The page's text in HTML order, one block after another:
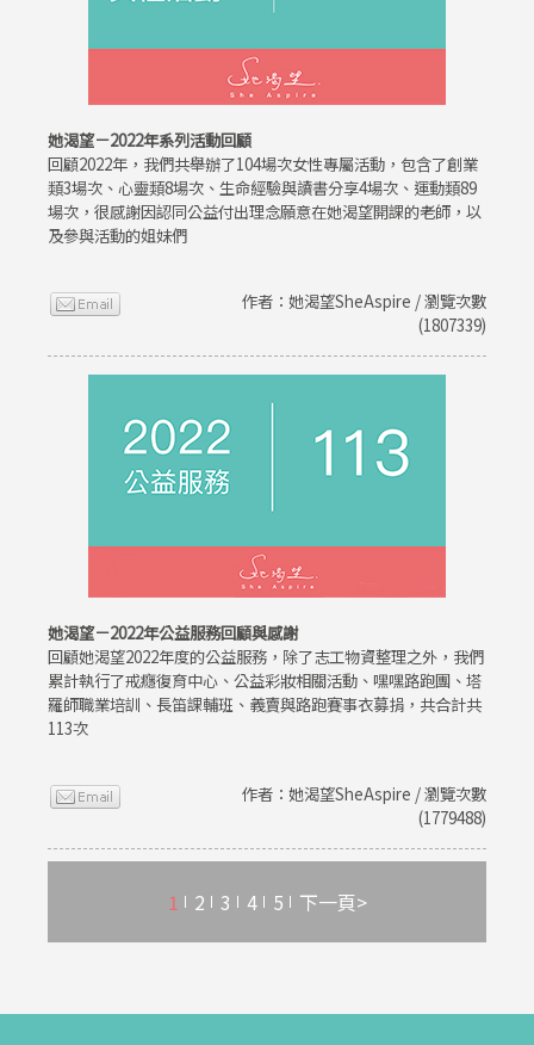
她渴望－2022年系列活動回顧
回顧2022年，我們共舉辦了104場次女性專屬活動，包含了創業
類3場次、心靈類8場次、生命經驗與讀書分享4場次、運動類89
場次，很感謝因認同公益付出理念願意在她渴望開課的老師，以
及參與活動的姐妹們
作者：她渴望SheAspire / 瀏覽次數
(1807339)
她渴望－2022年公益服務回顧與感謝
回顧她渴望2022年度的公益服務，除了志工物資整理之外，我們
累計執行了戒癮復育中心、公益彩妝相關活動、嘿嘿路跑團、塔
羅師職業培訓、長笛課輔班、義賣與路跑賽事衣募捐，共合計共
113次
作者：她渴望SheAspire / 瀏覽次數
(1779488)
1 2 3 4 5 下一頁>